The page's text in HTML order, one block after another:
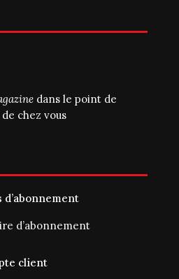
dans le point de
chez vous
d’abonnement
client